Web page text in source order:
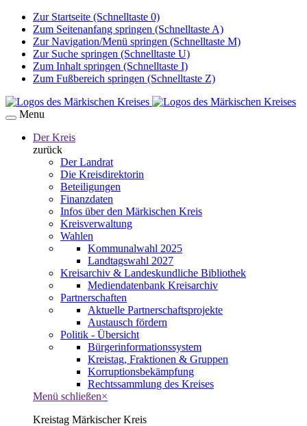
Zur Startseite (Schnelltaste 0)
Zum Seitenanfang springen (Schnelltaste A)
Zur Navigation/Menü springen (Schnelltaste M)
Zur Suche springen (Schnelltaste U)
Zum Inhalt springen (Schnelltaste I)
Zum Fußbereich springen (Schnelltaste Z)
Menu
Der Kreis
zurück
Der Landrat
Die Kreisdirektorin
Beteiligungen
Finanzdaten
Infos über den Märkischen Kreis
Kreisverwaltung
Wahlen
Kommunalwahl 2025
Landtagswahl 2027
Kreisarchiv & Landeskundliche Bibliothek
Mediendatenbank Kreisarchiv
Partnerschaften
Aktuelle Partnerschaftsprojekte
Austausch fördern
Politik - Übersicht
Bürgerinformationssystem
Kreistag, Fraktionen & Gruppen
Korruptionsbekämpfung
Rechtssammlung des Kreises
Menü schließen×
Kreistag Märkischer Kreis